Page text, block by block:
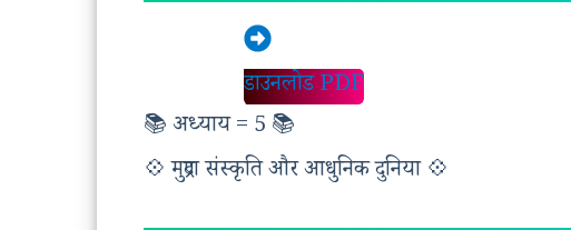
डाउनलोड PDF
📚 अध्याय = 5 📚
💠 मुद्रण संस्कृति और आधुनिक दुनिया 💠